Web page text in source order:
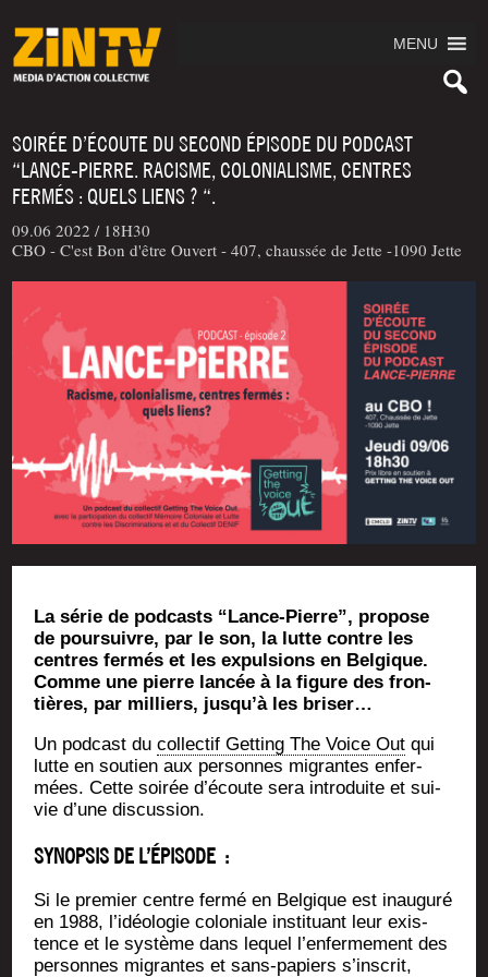
MENU
SOIRÉE D’ÉCOUTE DU SECOND ÉPISODE DU PODCAST
“LANCE-PIERRE. RACISME, COLONIALISME, CENTRES
FERMÉS : QUELS LIENS ? “.
09.06 2022 / 18H30
CBO - C'est Bon d'être Ouvert - 407, chaussée de Jette -1090 Jette
La série de pod­casts “Lance-Pierre”, pro­pose
de pour­suivre, par le son, la lutte contre les
centres fer­més et les expul­sions en Bel­gique.
Comme une pierre lan­cée à la figure des fron­
tières, par mil­liers, jusqu’à les briser…
Un pod­cast ducol­lec­tif Get­ting The Voice Out qui
lutte en sou­tien aux per­sonnes migrantes enfer­
mées. Cette soi­rée d’é­coute sera intro­duite et sui­
vie d’une discussion.
SYNOPSIS DE L’ÉPISODE :
Si le pre­mier centre fer­mé en Bel­gique est inau­gu­ré
en 1988, l’i­déo­lo­gie colo­niale ins­ti­tuant leur exis­
tence et le sys­tème dans lequel l’en­fer­me­ment des
per­sonnes migrantes et sans-papiers s’ins­crit,